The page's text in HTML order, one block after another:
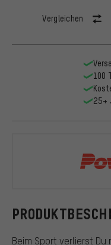
Vergleichen
Beim Sport verlierst
100
25+